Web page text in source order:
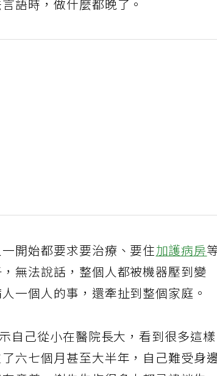
語時，做什麼都晚了。
開始都要求要治療、要住加護病房
無法說話，整個人都被機器壓到變
一個人的事，還牽扯到整個家庭。
自己從小在醫院長大，看到很多這樣
六七個月甚至大半年，自己難受身